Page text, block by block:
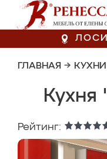
ГЛАВНАЯ → КУХНИ
Кухня
Рейтинг: